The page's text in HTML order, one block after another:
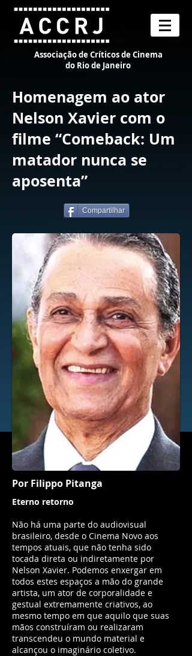
Associação de Críticos de Cinema
do Rio de Janeiro
Homenagem ao ator
Nelson Xavier com o
filme “Comeback: Um
matador nunca se
aposenta”
Compartilhar
Por Filippo Pitanga
Eterno retorno
Não há uma parte do audiovisual
brasileiro, desde o Cinema Novo aos
tempos atuais, que não tenha sido
tocada direta ou indiretamente por
Nelson Xavier. Podemos enxergar em
todos estes espaços a mão do grande
artista, um ator de corporalidade e
gestual extremamente criativos, ao
mesmo tempo em que aquilo que suas
mãos construíram ou realizaram
transcendeu o mundo material e
alcançou o imaginário coletivo.